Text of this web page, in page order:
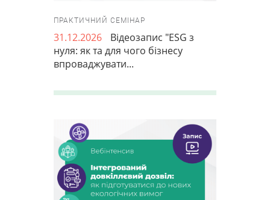
ПРАКТИЧНИЙ СЕМІНАР
31.12.2026
Відеозапис "ESG з
нуля: як та для чого бізнесу
впроваджувати...